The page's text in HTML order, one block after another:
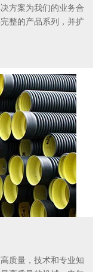
方案为我们的业务合
整的产品系列，并扩
质量，技术和专业知